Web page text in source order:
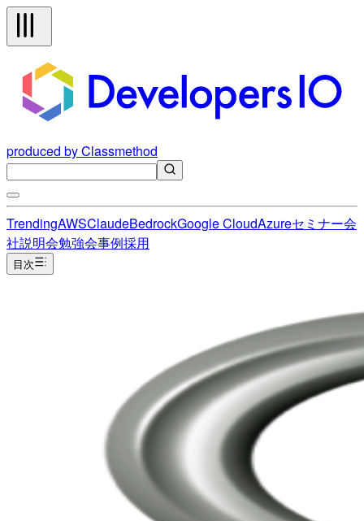
produced by Classmethod
TrendingAWSClaudeBedrockGoogle CloudAzureセミナー会
社説明会勉強会事例採用
目次